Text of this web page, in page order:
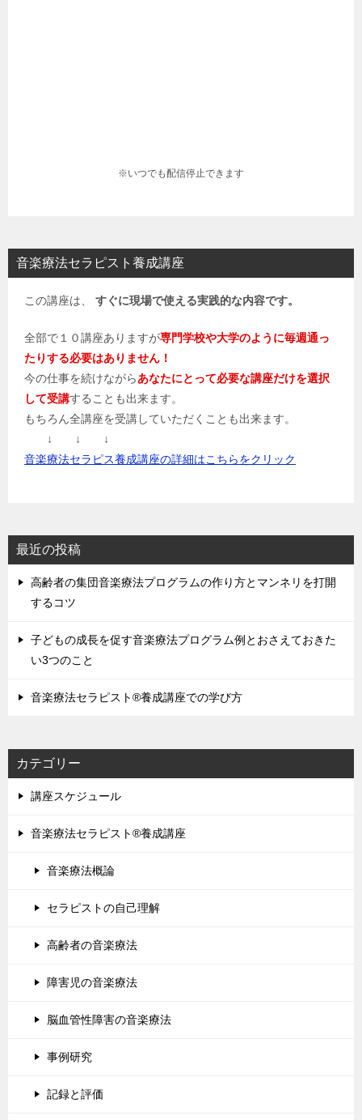
※いつでも配信停止できます
音楽療法セラピスト養成講座
この講座は、 すぐに現場で使える実践的な内容です。
全部で１０講座ありますが専門学校や大学のように毎週通っ
たりする必要はありません！
今の仕事を続けながらあなたにとって必要な講座だけを選択
して受講することも出来ます。
もちろん全講座を受講していただくことも出来ます。
↓ ↓ ↓
音楽療法セラピス養成講座の詳細はこちらをクリック
最近の投稿
高齢者の集団音楽療法プログラムの作り方とマンネリを打開
するコツ
子どもの成長を促す音楽療法プログラム例とおさえておきた
い3つのこと
音楽療法セラピスト®養成講座での学び方
カテゴリー
講座スケジュール
音楽療法セラピスト®養成講座
音楽療法概論
セラピストの自己理解
高齢者の音楽療法
障害児の音楽療法
脳血管性障害の音楽療法
事例研究
記録と評価